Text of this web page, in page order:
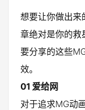
想要让你做出来
章绝对是你的救
要分享的这些
效。
01 爱给网
对于追求MG动